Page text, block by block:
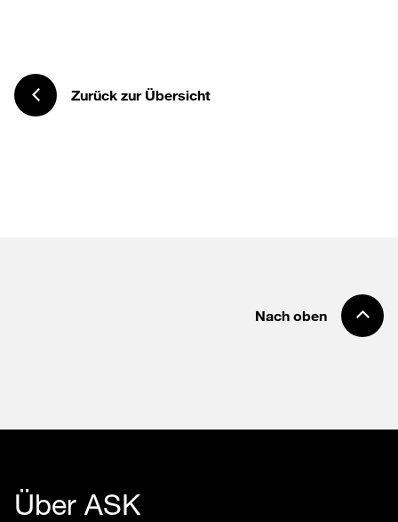
Zurück zur Übersicht
Nach oben
Über ASK